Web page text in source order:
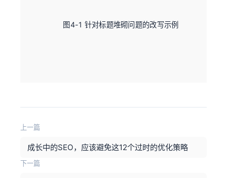
图4-1 针对标题堆砌问题的改写示例
上一篇
成长中的SEO，应该避免这12个过时的优化策略
下一篇